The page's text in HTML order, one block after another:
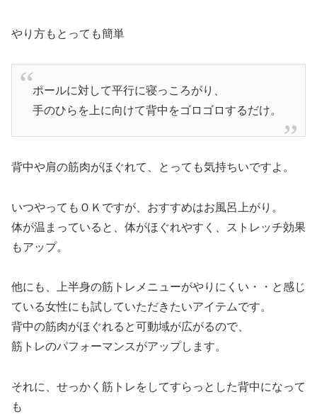
やり方もとっても簡単
ポールに対して平行に寝っころがり、
手のひらを上に向けて背中をゴロゴロするだけ。
背中や肩の筋肉がほぐれて、とっても気持ちいですよ。
いつやってもＯＫですが、おすすめはお風呂上がり。
体が温まっていると、体がほぐれやすく、ストレッチ効果
もアップ。
他にも、上半身の筋トレメニューがやりにくい・・と感じ
ている女性にも試していただきたいアイテムです。
背中の筋肉がほぐれると可動域が広がるので、
筋トレのパフォーマンスがアップします。
それに、せっかく筋トレをしてすらっとした背中になって
も